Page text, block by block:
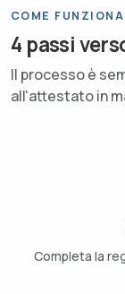
COME FUNZIONA
4 passi
Il processo è
all'attestato in
Completa la